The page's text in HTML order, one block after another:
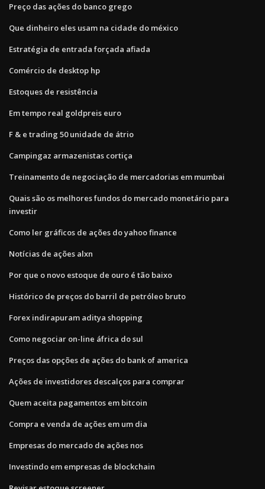
Preço das ações do banco grego
Que dinheiro eles usam na cidade do méxico
Estratégia de entrada forçada afiada
Comércio de desktop hp
Estoques de resistência
Em tempo real goldpreis euro
F & e trading 50 unidade de átrio
Campingaz armazenistas cortiça
Treinamento de negociação de mercadorias em mumbai
Quais são os melhores fundos do mercado monetário para
investir
Como ler gráficos de ações do yahoo finance
Notícias de ações alxn
Por que o novo estoque de ouro é tão baixo
Histórico de preços do barril de petróleo bruto
Forex indirapuram aditya shopping
Como negociar on-line áfrica do sul
Preços das opções de ações do bank of america
Ações de investidores descalços para comprar
Quem aceita pagamentos em bitcoin
Compra e venda de ações em um dia
Empresas do mercado de ações nos
Investindo em empresas de blockchain